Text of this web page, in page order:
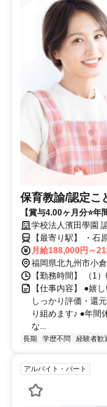
保育教諭/認定こ
【賞与4.00ヶ月分⭐
歩3分⭐マイカー通勤
ているこども園です✨
学校法人濱田學園
【最寄り駅】 ・石
月給188,000円～
福岡県北九州市小
【勤務時間】 （1
【仕事内容】 ●嬉
しっかり評価・還
り組めます♪ ●年
な...
長期 学歴不問 経験者歓
アルバイト・パート